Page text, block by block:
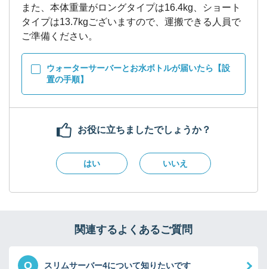
また、本体重量がロングタイプは16.4kg、ショート
タイプは13.7kgございますので、運搬できる人員で
ウォーターサーバーとお水ボトルが届いたら【設
置の手順】
お役に立ちましたでしょうか？
はい いいえ
関連するよくあるご質問
Q スリムサーバー4について知りたいです